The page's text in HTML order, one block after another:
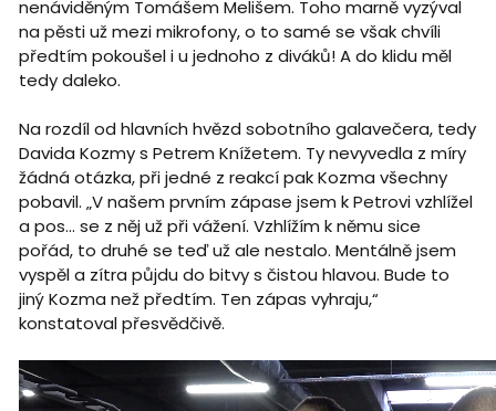
nenáviděným Tomášem Melišem. Toho marně vyzýval
na pěsti už mezi mikrofony, o to samé se však chvíli
předtím pokoušel i u jednoho z diváků! A do klidu měl
tedy daleko.
Na rozdíl od hlavních hvězd sobotního galavečera, tedy
Davida Kozmy s Petrem Knížetem. Ty nevyvedla z míry
žádná otázka, při jedné z reakcí pak Kozma všechny
pobavil. „V našem prvním zápase jsem k Petrovi vzhlížel
a pos... se z něj už při vážení. Vzhlížím k němu sice
pořád, to druhé se teď už ale nestalo. Mentálně jsem
vyspěl a zítra půjdu do bitvy s čistou hlavou. Bude to
jiný Kozma než předtím. Ten zápas vyhraju,“
konstatoval přesvědčivě.